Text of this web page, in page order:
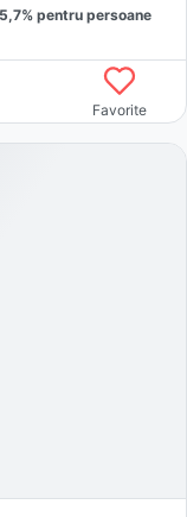
5,7% pentru persoane
Favorite